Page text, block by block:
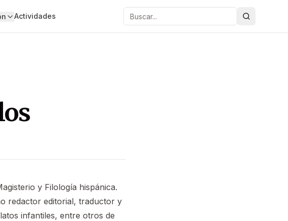
Actividades Buscar
y Filología hispánica.
redactor editorial, traductor y
infantiles, entre otros de